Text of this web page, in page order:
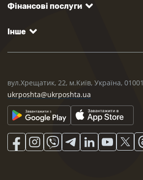
Фінансові послуги
Інше
вул.Хрещатик, 22, м.Київ, Україна, 01001
ukrposhta@ukrposhta.ua